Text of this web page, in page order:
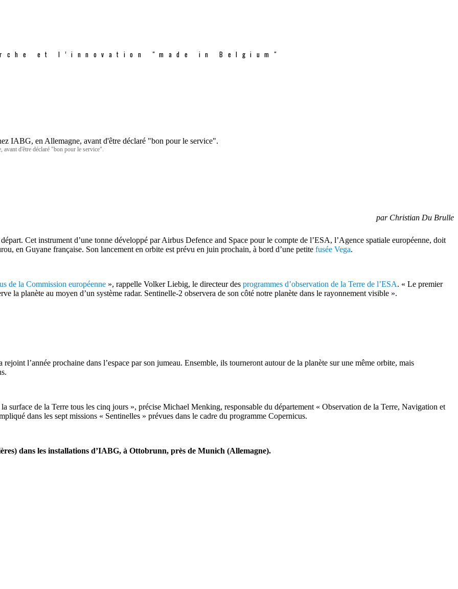
et l’innovation "made in Belgium"
avant d'être déclaré "bon pour le service".
par Christian Du Brulle
Cet instrument d’une tonne développé par Airbus Defence and Space pour le compte de l’ESA, l’Agence spatiale européenne, doit
en Guyane française. Son lancement en orbite est prévu en juin prochain, à bord d’une petite fusée Vega.
de la Commission européenne », rappelle Volker Liebig, le directeur des programmes d’observation de la Terre de l’ESA. « Le premier
la planète au moyen d’un système radar. Sentinelle-2 observera de son côté notre planète dans le rayonnement visible ».
l’année prochaine dans l’espace par son jumeau. Ensemble, ils tourneront autour de la planète sur une même orbite, mais
surface de la Terre tous les cinq jours », précise Michael Menking, responsable du département « Observation de la Terre, Navigation et
dans les sept missions « Sentinelles » prévues dans le cadre du programme Copernicus.
dans les installations d’IABG, à Ottobrunn, près de Munich (Allemagne).